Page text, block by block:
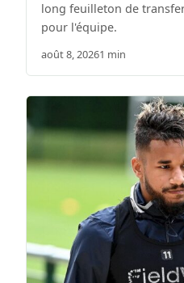
long feuilleton de
pour l'équipe.
août 8, 20261 min